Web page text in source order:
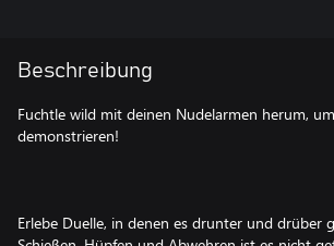
Beschreibung
Fuchtle wild mit deinen Nudelarmen herum,
demonstrieren!
Erlebe Duelle, in denen es drunter und drüber